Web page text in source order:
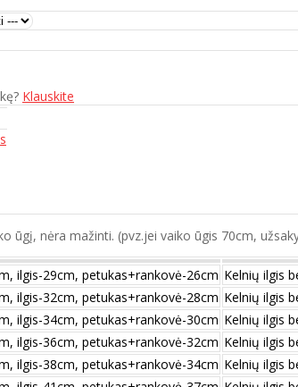
Klauskite
ūgį, nėra mažinti. (pvz.jei vaiko ūgis 70cm,
ilgis-29cm, petukas+rankovė-26cm Kelnių ilgis
ilgis-32cm, petukas+rankovė-28cm Kelnių ilgis
ilgis-34cm, petukas+rankovė-30cm Kelnių ilgis
ilgis-36cm, petukas+rankovė-32cm Kelnių ilgis
ilgis-38cm, petukas+rankovė-34cm Kelnių ilgis